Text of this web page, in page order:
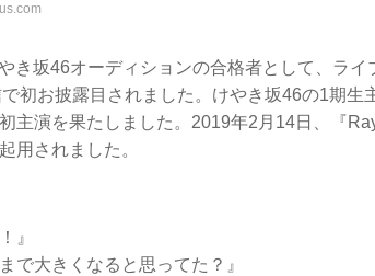
き坂46オーディションの合格者として、ライ
初お披露目されました。けやき坂46の1期生
主演を果たしました。2019年2月14日、『
用されました。
』
で大きくなると思ってた？』